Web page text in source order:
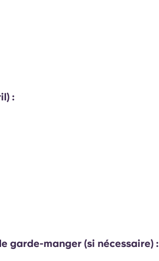
:
garde-manger (si nécessaire) :